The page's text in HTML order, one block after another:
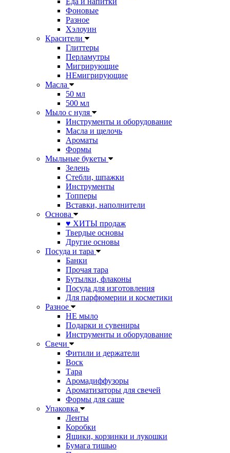
Фоновые
Разное
Хэлоуин
Красители
Глиттеры
Перламутры
Мигрирующие
НЕмигрирующие
Масла
50 мл
500 мл
Мыло с нуля
Инструменты и оборудование
Масла и щелочь
Ароматы
Формы
Мыльные букеты
Зелень
Стебли, шпажки
Инструменты
Топперы
Вставки, наполнители
Основа
♥ ХИТЫ продаж
Твердые основы
Другие основы
Посуда и тара
Банки
Прочая тара
Бутылки, флаконы
Посуда для изготовления
Для парфюмерии и косметики
Разное
НЕ мыло
Подарки и сувениры
Инструменты и оборудование
Свечи
Фитили и держатели
Воск
Тара
Аромадиффузоры
Ароматизаторы для свечей
Формы для саше
Упаковка
Ленты
Коробки
Ящики, корзинки и лукошки
Бумага тишью